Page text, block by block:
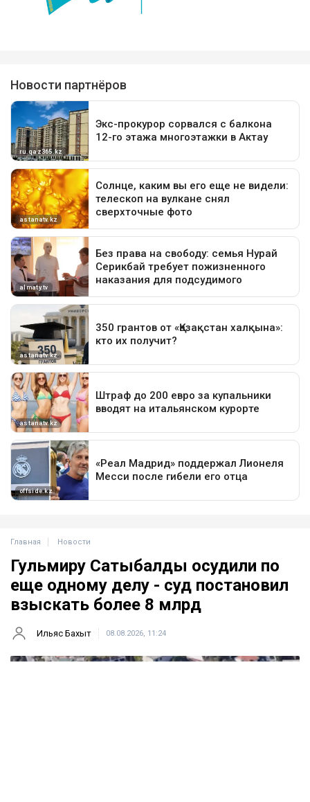
Главная Новости
Гульмиру Сатыбалды осудили по
еще одному делу - суд постановил
взыскать более 8 млрд
Ильяс Бахыт 08.08.2026, 11:24